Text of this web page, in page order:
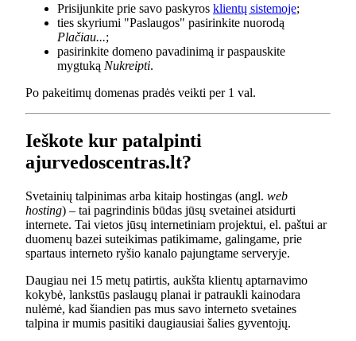
Prisijunkite prie savo paskyros klientų sistemoje;
ties skyriumi "Paslaugos" pasirinkite nuorodą
Plačiau...;
pasirinkite domeno pavadinimą ir paspauskite
mygtuką Nukreipti.
Po pakeitimų domenas pradės veikti per 1 val.
Ieškote kur patalpinti
ajurvedoscentras.lt?
Svetainių talpinimas arba kitaip hostingas (angl. web
hosting) – tai pagrindinis būdas jūsų svetainei atsidurti
internete. Tai vietos jūsų internetiniam projektui, el. paštui ar
duomenų bazei suteikimas patikimame, galingame, prie
spartaus interneto ryšio kanalo pajungtame serveryje.
Daugiau nei 15 metų patirtis, aukšta klientų aptarnavimo
kokybė, lankstūs paslaugų planai ir patraukli kainodara
nulėmė, kad šiandien pas mus savo interneto svetaines
talpina ir mumis pasitiki daugiausiai šalies gyventojų.